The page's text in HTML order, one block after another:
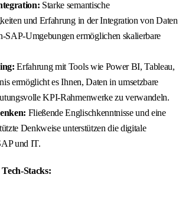
Starke semantische
und Erfahrung in der Integration von Daten
SAP-Umgebungen ermöglichen skalierbare
Erfahrung mit Tools wie Power BI, Tableau,
ermöglicht es Ihnen, Daten in umsetzbare
KPI-Rahmenwerke zu verwandeln.
Fließende Englischkenntnisse und eine
Denkweise unterstützen die digitale
und IT.
Stacks: